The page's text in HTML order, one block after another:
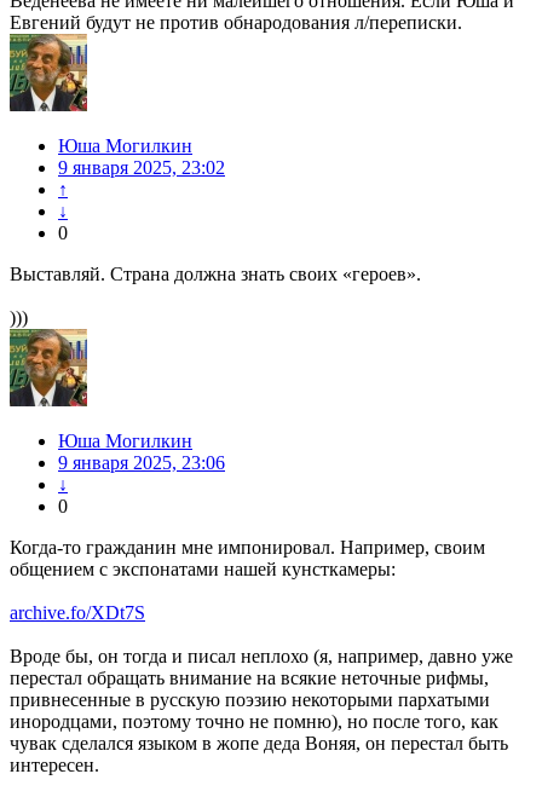
Евгений будут не против обнародования л/переписки.
Юша Могилкин
9 января 2025, 23:02
↑
↓
0
Выставляй. Страна должна знать своих «героев».
)))
Юша Могилкин
9 января 2025, 23:06
↓
0
Когда-то гражданин мне импонировал. Например, своим
общением с экспонатами нашей кунсткамеры:
archive.fo/XDt7S
Вроде бы, он тогда и писал неплохо (я, например, давно уже
перестал обращать внимание на всякие неточные рифмы,
привнесенные в русскую поэзию некоторыми пархатыми
инородцами, поэтому точно не помню), но после того, как
чувак сделался языком в жопе деда Воняя, он перестал быть
интересен.